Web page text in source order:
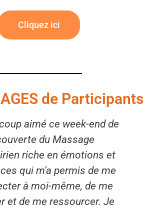
Cliquez ici
de Participants
aimé ce week-end de
du Massage
riche en émotions et
qui m'a permis de me
à moi-même, de me
et de me ressourcer. Je